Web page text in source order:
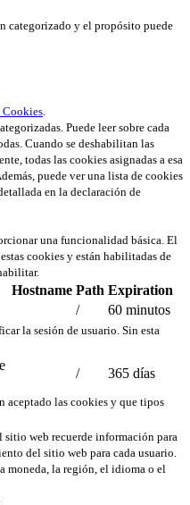
categorizado y el propósito puede
.
Puede leer sobre cada
Cuando se deshabilitan las
todas las cookies asignadas a esa
puede ver una lista de cookies
en la declaración de
una funcionalidad básica. El
cookies y están habilitadas de
Hostname Path Expiration
/ 60 minutos
la sesión de usuario. Sin esta
/ 365 días
aceptado las cookies y que tipos
sitio web recuerde información para
del sitio web para cada usuario.
moneda, la región, el idioma o el